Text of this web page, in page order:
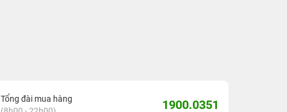
Tổng đài mua hàng
1900.0351